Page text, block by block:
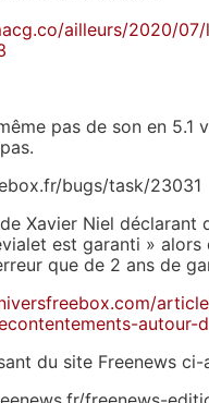
ailleurs/2020/
pas de son en
bugs/task/23031
Xavier Niel déclarant
est garanti »
que de 2 ans de
du site Freenews ci-